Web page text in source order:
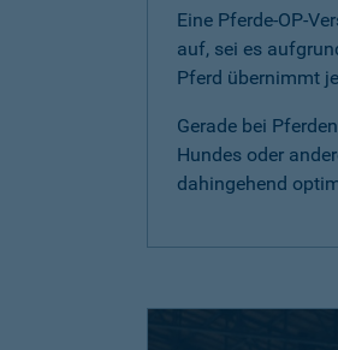
Eine Pferde-OP-
auf, sei es
Pferd übernimmt
Gerade bei
Hundes oder
dahingehend